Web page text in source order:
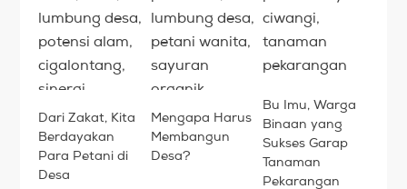
Dari Zakat, Kita
Berdayakan
Para Petani di
Desa
Mengapa Harus
Membangun
Desa?
Bu Imu, Warga
Binaan yang
Sukses Garap
Tanaman
Pekarangan